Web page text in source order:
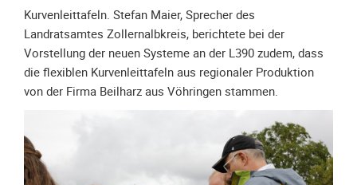
Galerie
2020
Galerie
2019
2017
Kurvenleittafeln. Stefan Maier, Sprecher des
Landratsamtes Zollernalbkreis, berichtete bei der
Vorstellung der neuen Systeme an der L390 zudem, dass
die flexiblen Kurvenleittafeln aus regionaler Produktion
von der Firma Beilharz aus Vöhringen stammen.